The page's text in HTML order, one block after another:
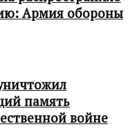
Армия обороны
память
войне